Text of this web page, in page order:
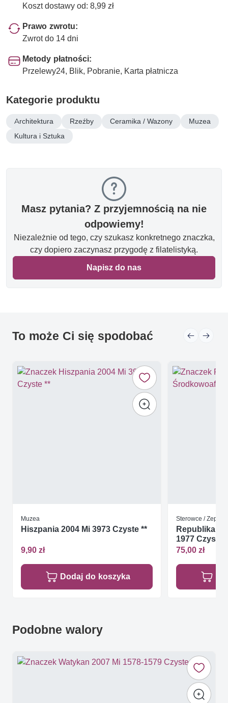
Koszt dostawy od: 8,99 zł
Prawo zwrotu:
Zwrot do 14 dni
Metody płatności:
Przelewy24, Blik, Pobranie, Karta płatnicza
Kategorie produktu
Architektura Rzeźby Ceramika / Wazony
Muzea
Kultura i Sztuka
Masz pytania? Z przyjemnością na nie
odpowiemy!
Niezależnie od tego, czy szukasz konkretnego znaczka,
czy dopiero zaczynasz przygodę z filatelistyką.
Napisz do nas
To może Ci się spodobać
Muzea
Hiszpania 2004 Mi 3973 Czyste **
9,90 zł
Dodaj do koszyka
Sterowce /
Republika
1977 Czyste
75,00 zł
Podobne walory